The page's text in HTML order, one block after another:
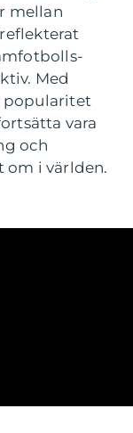
mellan
Med
popularitet
vara
och
om i världen.